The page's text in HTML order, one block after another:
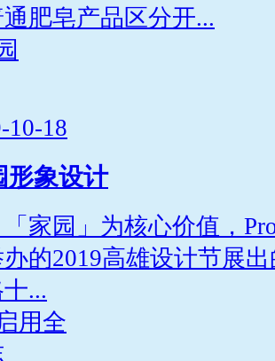
肥皂产品区分开...
10-18
形象设计
家园」为核心价值，
的2019高雄设计节展
...